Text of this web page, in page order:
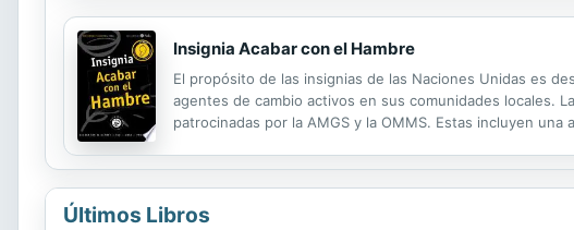
Insignia Acabar con el Hambre
El propósito de las insignias de las Naciones Unidas es
agentes de cambio activos en sus comunidades locales.
patrocinadas por la AMGS y la OMMS. Estas incluyen
Últimos Libros